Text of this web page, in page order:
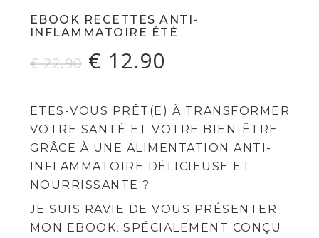
EBOOK RECETTES ANTI-
INFLAMMATOIRE ÉTÉ
€22.90 Le
initial
était :
€ 22.90.
€ 12.90
actuel
est :
€ 12.90.
ETES-VOUS PRÊT(E) À TRANSFORMER
VOTRE SANTÉ ET VOTRE BIEN-ÊTRE
GRÂCE À UNE ALIMENTATION ANTI-
INFLAMMATOIRE DÉLICIEUSE ET
NOURRISSANTE ?
JE SUIS RAVIE DE VOUS PRÉSENTER
MON EBOOK, SPÉCIALEMENT CONÇU